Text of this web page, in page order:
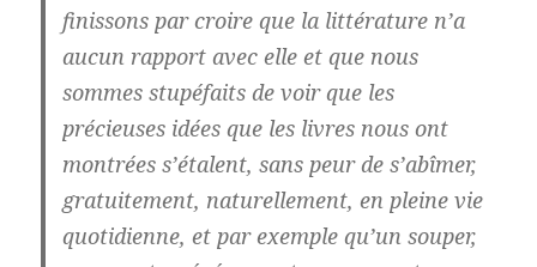
finissons par croire que la littérature n’a
aucun rapport avec elle et que nous
sommes stupéfaits de voir que les
précieuses idées que les livres nous ont
montrées s’étalent, sans peur de s’abîmer,
gratuitement, naturellement, en pleine vie
quotidienne, et par exemple qu’un souper,